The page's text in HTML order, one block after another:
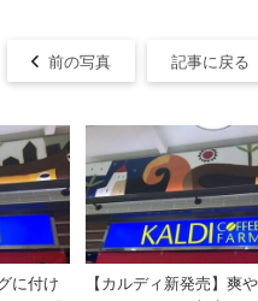
前の写真 記事に戻る